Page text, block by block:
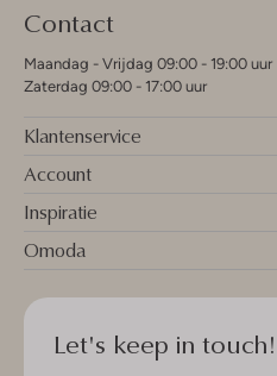
Contact
Maandag - Vrijdag 09:00 - 19:00 uur
Zaterdag 09:00 - 17:00 uur
Klantenservice
Account
Inspiratie
Omoda
Let's keep in touch!